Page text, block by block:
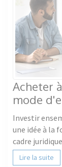
Acheter
mode
Investir
une idée à la
cadre
Lire la suite